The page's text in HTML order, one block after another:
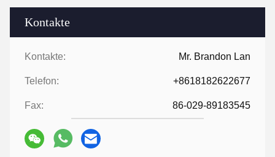
Kontakte
Kontakte: Mr. Brandon Lan
Telefon: +8618182622677
Fax: 86-029-89183545